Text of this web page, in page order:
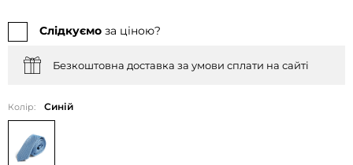
Слідкуємо за ціною?
Безкоштовна доставка за умови сплати на сайті
Колір: Синій